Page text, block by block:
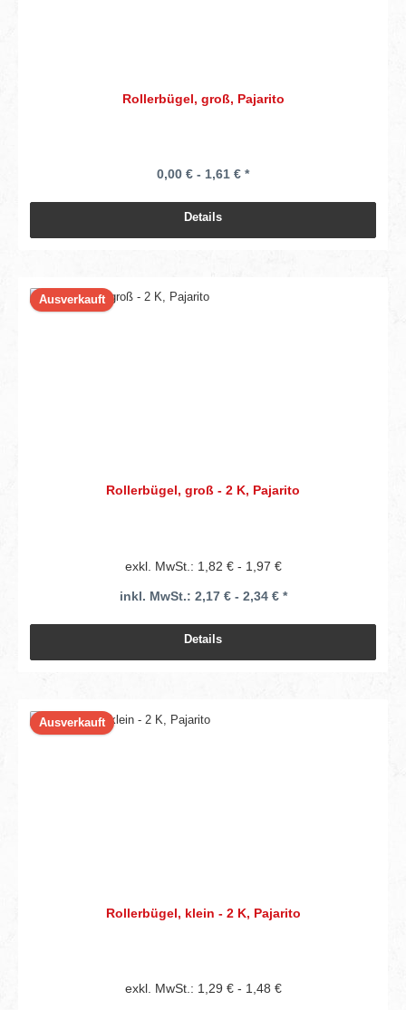
Rollerbügel, groß, Pajarito
0,00 € - 1,61 € *
Details
Ausverkauft
Rollerbügel, groß - 2 K, Pajarito
exkl. MwSt.: 1,82 € - 1,97 €
inkl. MwSt.: 2,17 € - 2,34 € *
Details
Ausverkauft
Rollerbügel, klein - 2 K, Pajarito
exkl. MwSt.: 1,29 € - 1,48 €